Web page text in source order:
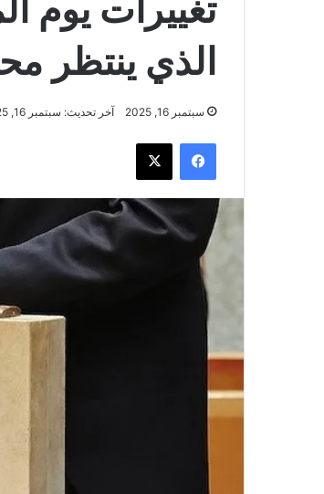
الذي ينتظر
سبتمبر 16, 2025 آخر تحديث: سبتمبر 16, 2025
فيسبوك ‫X